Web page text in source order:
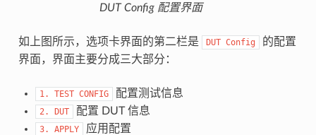
DUT Config 配置界面
如上图所示，选项卡界面的第二栏是 DUT Config
的配置
界面，界面主要分成三大部分：
1. TEST CONFIG 配置测试信息
2. DUT 配置 DUT 信息
3. APPLY 应用配置